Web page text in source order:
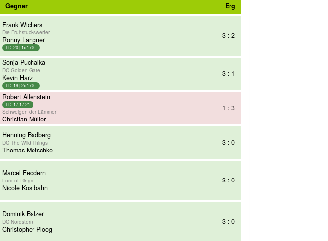
Gegner Erg
Frank Wichers
Die Frühstückswerfer
Ronny Langner
LD: 20 | 1x 170+
3 : 2
Sonja Puchalka
DC Golden Gate
Kevin Harz
LD: 19 | 2x 170+
3 : 1
Robert Allenstein
LD: 17,17,21
Schweigen der Lämmer
Christian Müller
1 : 3
Henning Badberg
DC The Wild Things
Thomas Metschke
3 : 0
Marcel Feddern
Lord of Rings
Nicole Kostbahn
3 : 0
Dominik Balzer
DC Nordstern
Christopher Ploog
3 : 0